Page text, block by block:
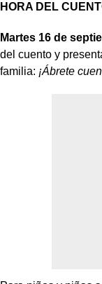
HORA DEL
Martes 16 de
del cuento y
familia: ¡Ábrete